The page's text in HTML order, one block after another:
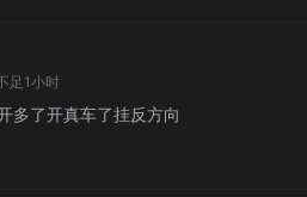
足1小时
多了开真车了挂反方向